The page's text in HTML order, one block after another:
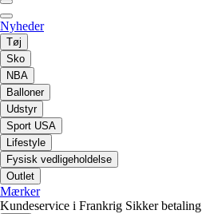
Nyheder
Tøj
Sko
NBA
Balloner
Udstyr
Sport USA
Lifestyle
Fysisk vedligeholdelse
Outlet
Mærker
Kundeservice i Frankrig Sikker betaling